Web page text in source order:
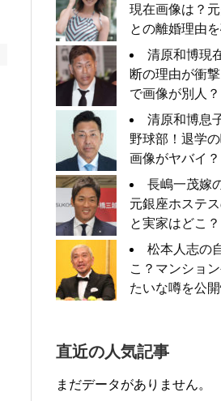
現在画像は？
との離婚理由を
清原和博現
断の理由が衝
で画像が別人？
清原和博息
野球部！退学
画像がヤバイ？
長嶋一茂嫁
元銀座ホステ
と実家はどこ？
松本人志の
こ？マンショ
たいな噂を公
直近の人気記事
まだデータがありません。